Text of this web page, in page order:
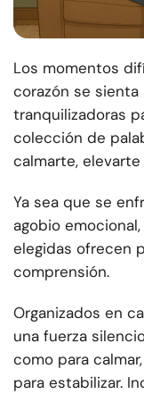
Los momentos
corazón se
tranquilizadoras
colección de
calmarte,
Ya sea que se
agobio
elegidas ofrecen
comprensión.
Organizados en
una fuerza
como para
para estabilizar.